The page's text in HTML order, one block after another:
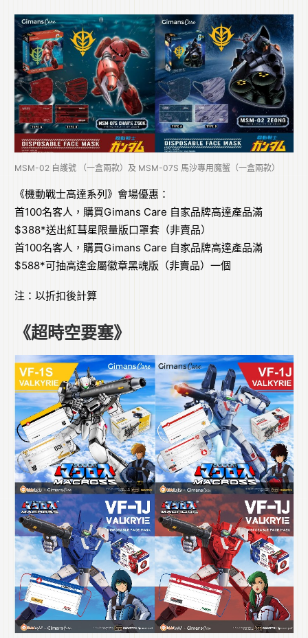
MSM-02 自護號 （一盒兩款）及 MSM-07S 馬沙專用魔蟹（一盒兩款）
《機動戰士高達系列》會場優惠：
首100名客人，購買Gimans Care 自家品牌高達產品滿
$388*送出紅彗星限量版口罩套（非賣品）
首100名客人，購買Gimans Care 自家品牌高達產品滿
$588*可抽高達金屬徽章黑魂版（非賣品）一個
注：以折扣後計算
《超時空要塞》